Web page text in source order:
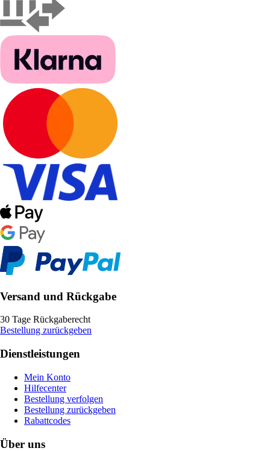
Versand und Rückgabe
30 Tage Rückgaberecht
Bestellung zurückgeben
Dienstleistungen
Mein Konto
Hilfecenter
Bestellung verfolgen
Bestellung zurückgeben
Rabattcodes
Über uns